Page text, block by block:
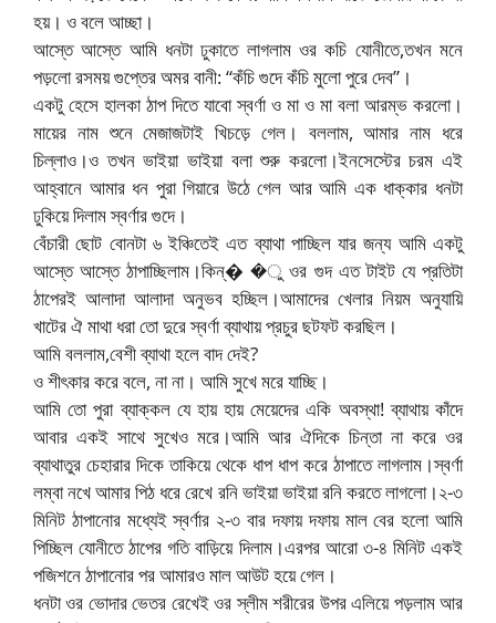
হয়। ও বলে আচ্ছা।
আস্তে আস্তে আমি ধনটা ঢুকাতে লাগলাম ওর কচি যোনীতে,তখন মনে
পড়লো রসময় গুপ্তের অমর বানী: “কঁচি গুদে কঁচি মুলো পুরে দেব”।
একটু হেসে হালকা ঠাপ দিতে যাবো স্বর্ণা ও মা ও মা বলা আরম্ভ করলো।
মায়ের নাম শুনে মেজাজটাই খিচড়ে গেল। বললাম, আমার নাম ধরে
চিল্লাও।ও তখন ভাইয়া ভাইয়া বলা শুরু করলো।ইনসেস্টের চরম এই
আহ্বানে আমার ধন পুরা গিয়ারে উঠে গেল আর আমি এক ধাক্কার ধনটা
ঢুকিয়ে দিলাম স্বর্ণার গুদে।
বেঁচারী ছোট বোনটা ৬ ইঞ্চিতেই এত ব্যাথা পাচ্ছিল যার জন্য আমি একটু
আস্তে আস্তে ঠাপাচ্ছিলাম।কিন্� �ু ওর গুদ এত টাইট যে প্রতিটা
ঠাপেরই আলাদা আলাদা অনুভব হচ্ছিল।আমাদের খেলার নিয়ম অনুযায়ি
খাটের ঐ মাথা ধরা তো দুরে স্বর্ণা ব্যাথায় প্রচুর ছটফট করছিল।
আমি বললাম,বেশী ব্যাথা হলে বাদ দেই?
ও শীৎকার করে বলে, না না। আমি সুখে মরে যাচ্ছি।
আমি তো পুরা ব্যাক্কল যে হায় হায় মেয়েদের একি অবস্থা! ব্যাথায় কাঁদে
আবার একই সাথে সুখেও মরে।আমি আর ঐদিকে চিন্তা না করে ওর
ব্যাথাতুর চেহারার দিকে তাকিয়ে থেকে ধাপ ধাপ করে ঠাপাতে লাগলাম।স্বর্ণা
লম্বা নখে আমার পিঠ ধরে রেখে রনি ভাইয়া ভাইয়া রনি করতে লাগলো।২-৩
মিনিট ঠাপানোর মধ্যেই স্বর্ণার ২-৩ বার দফায় দফায় মাল বের হলো আমি
পিচ্ছিল যোনীতে ঠাপের গতি বাড়িয়ে দিলাম।এরপর আরো ৩-৪ মিনিট একই
পজিশনে ঠাপানোর পর আমারও মাল আউট হয়ে গেল।
ধনটা ওর ভোদার ভেতর রেখেই ওর স্লীম শরীরের উপর এলিয়ে পড়লাম আর